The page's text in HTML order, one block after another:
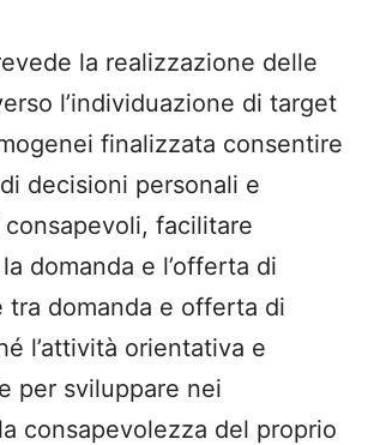
la realizzazione delle
l’individuazione di target
finalizzata consentire
decisioni personali e
facilitare
domanda e l’offerta di
tra domanda e offerta di
l’attività orientativa e
per sviluppare nei
consapevolezza del proprio